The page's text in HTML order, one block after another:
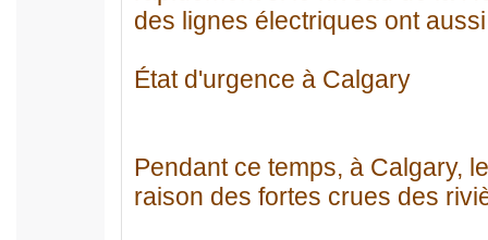
des lignes électriques ont
État d'urgence à Calgary
Pendant ce temps, à Calgary,
raison des fortes crues des